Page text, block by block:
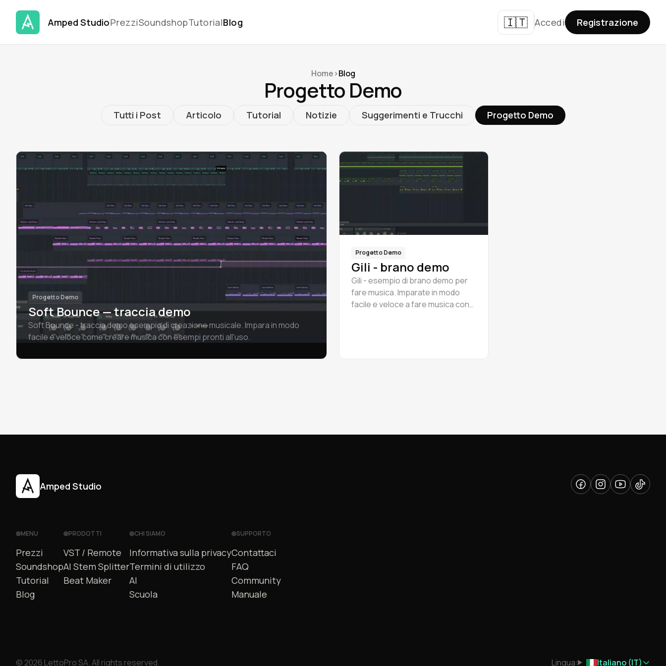
Amped StudioPrezziSoundshopTutorialBlog 🇮🇹 Accedi Registrazione
Home>Blog
Progetto Demo
Tutti i Post Articolo Tutorial Notizie Suggerimenti e Trucchi Progetto Demo
Progetto Demo
Soft Bounce — traccia demo
Soft Bounce - traccia demo esempio di creazione musicale. Impara in modo
facile e veloce come creare musica con esempi pronti all'uso.
Progetto Demo
Gili - brano demo
Gili - esempio di brano demo per
fare musica. Imparate in modo
facile e veloce a fare musica con
Amped Studio
MENU
Prezzi
Soundshop
Tutorial
Blog
PRODOTTI
VST / Remote
AI Stem Splitter
Beat Maker
CHI SIAMO
Informativa sulla privacy
Termini di utilizzo
AI
Scuola
SUPPORTO
Contattaci
FAQ
Community
Manuale
© 2026 LettoPro SA. All rights reserved. Lingua: Italiano (IT)